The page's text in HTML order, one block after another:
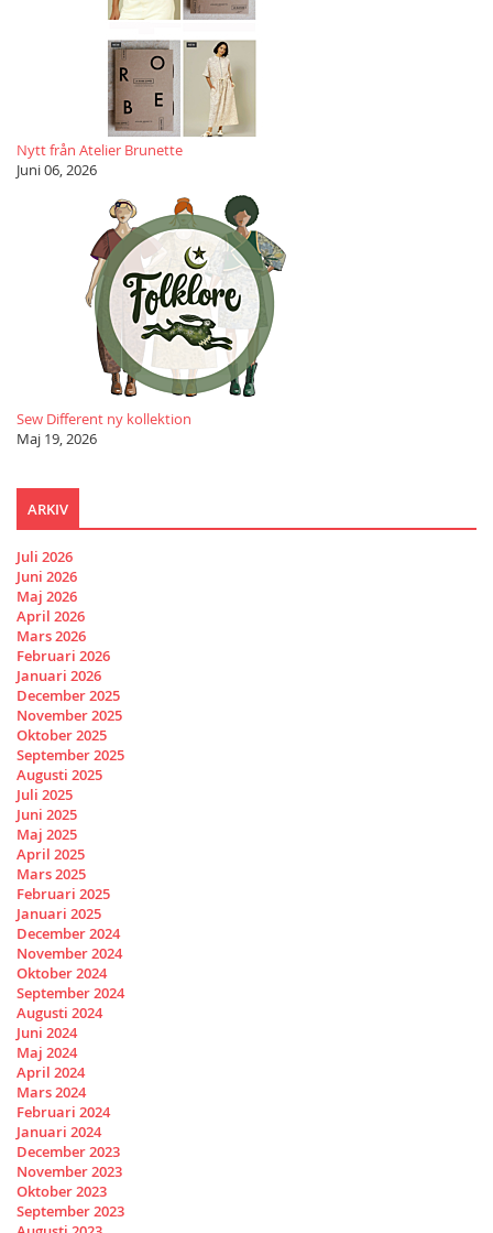
Nytt från Atelier Brunette
Juni 06, 2026
Sew Different ny kollektion
Maj 19, 2026
ARKIV
Juli 2026
Juni 2026
Maj 2026
April 2026
Mars 2026
Februari 2026
Januari 2026
December 2025
November 2025
Oktober 2025
September 2025
Augusti 2025
Juli 2025
Juni 2025
Maj 2025
April 2025
Mars 2025
Februari 2025
Januari 2025
December 2024
November 2024
Oktober 2024
September 2024
Augusti 2024
Juni 2024
Maj 2024
April 2024
Mars 2024
Februari 2024
Januari 2024
December 2023
November 2023
Oktober 2023
September 2023